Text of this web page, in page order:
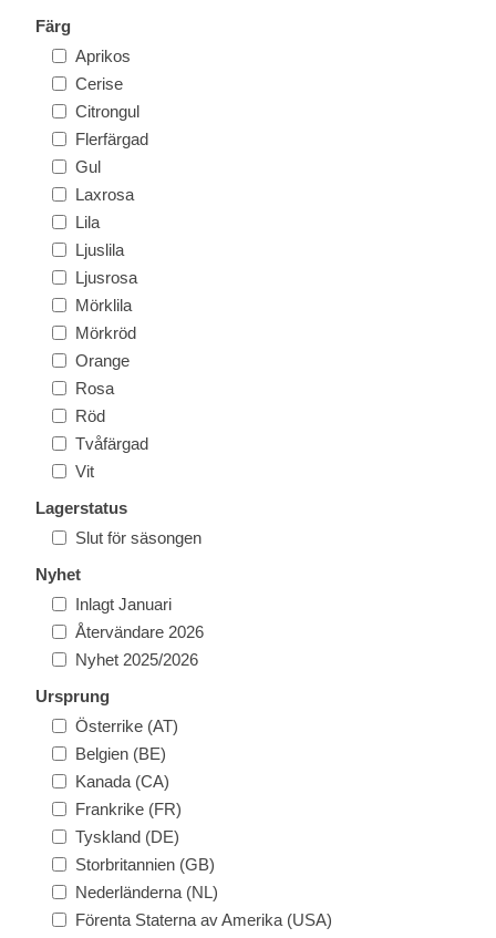
Färg
Aprikos
Cerise
Citrongul
Flerfärgad
Gul
Laxrosa
Lila
Ljuslila
Ljusrosa
Mörklila
Mörkröd
Orange
Rosa
Röd
Tvåfärgad
Vit
Lagerstatus
Slut för säsongen
Nyhet
Inlagt Januari
Återvändare 2026
Nyhet 2025/2026
Ursprung
Österrike (AT)
Belgien (BE)
Kanada (CA)
Frankrike (FR)
Tyskland (DE)
Storbritannien (GB)
Nederländerna (NL)
Förenta Staterna av Amerika (USA)